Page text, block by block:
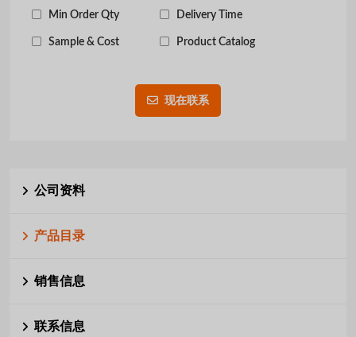
Min Order Qty Delivery Time
Sample & Cost Product Catalog
现在联系
公司资料
产品目录
销售信息
联系信息